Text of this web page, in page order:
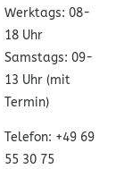
Werktags: 08-
18 Uhr
Samstags: 09-
13 Uhr (mit
Termin)
Telefon: +49 69
55 30 75